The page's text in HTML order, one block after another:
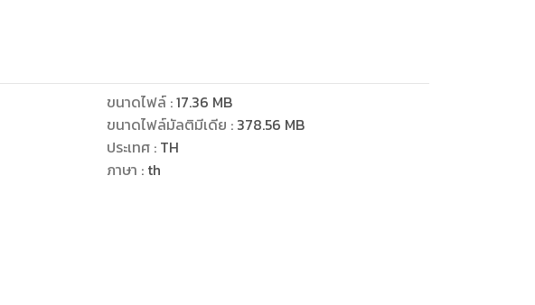
ขนาดไฟล์:17.36 MB
ขนาดไฟล์มัลติมีเดีย : 378.56 MB
ประเทศ : TH
ภาษา : th